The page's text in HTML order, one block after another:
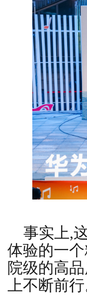
事实上,
体验的一
院级的高
上不断前行